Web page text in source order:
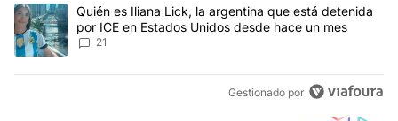
Un artículo de tendencia con el título "Quién es Iliana Lick, la
Quién es Iliana Lick, la argentina que está detenida
por ICE en Estados Unidos desde hace un mes
21
Gestionado por